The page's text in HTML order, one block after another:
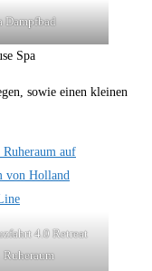
Dampfbad
Spa
sowie einen kleinen
4.0 Retreat
Ruheraum